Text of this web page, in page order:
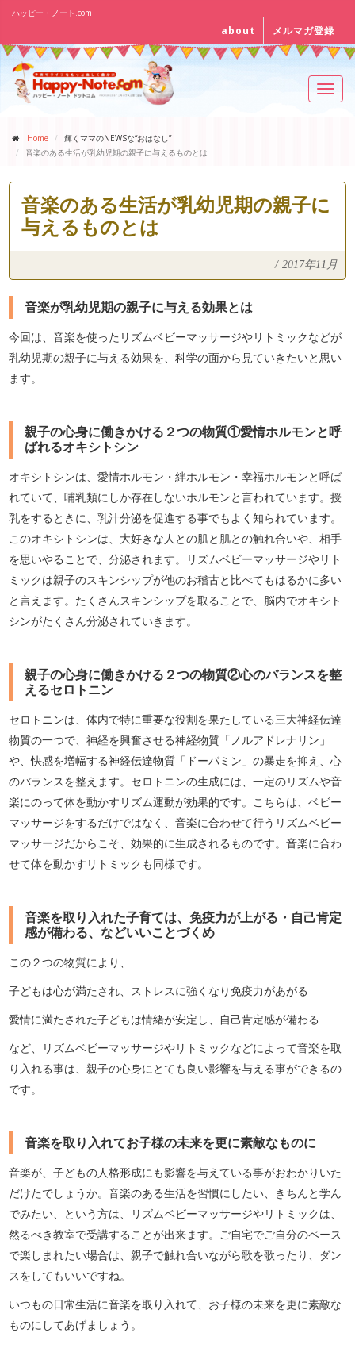
ハッピー・ノート.com
about メルマガ登録
Home
輝くママのNEWSな“おはなし”
音楽のある生活が乳幼児期の親子に与えるものとは
音楽のある生活が乳幼児期の親子に
与えるものとは
/ 2017年11月
音楽が乳幼児期の親子に与える効果とは
今回は、音楽を使ったリズムベビーマッサージやリトミックなどが
乳幼児期の親子に与える効果を、科学の面から見ていきたいと思い
ます。
親子の心身に働きかける２つの物質①愛情ホルモンと呼
ばれるオキシトシン
オキシトシンは、愛情ホルモン・絆ホルモン・幸福ホルモンと呼ば
れていて、哺乳類にしか存在しないホルモンと言われています。授
乳をするときに、乳汁分泌を促進する事でもよく知られています。
このオキシトシンは、大好きな人との肌と肌との触れ合いや、相手
を思いやることで、分泌されます。リズムベビーマッサージやリト
ミックは親子のスキンシップが他のお稽古と比べてもはるかに多い
と言えます。たくさんスキンシップを取ることで、脳内でオキシト
シンがたくさん分泌されていきます。
親子の心身に働きかける２つの物質②心のバランスを整
えるセロトニン
セロトニンは、体内で特に重要な役割を果たしている三大神経伝達
物質の一つで、神経を興奮させる神経物質「ノルアドレナリン」
や、快感を増幅する神経伝達物質「ドーパミン」の暴走を抑え、心
のバランスを整えます。セロトニンの生成には、一定のリズムや音
楽にのって体を動かすリズム運動が効果的です。こちらは、ベビー
マッサージをするだけではなく、音楽に合わせて行うリズムベビー
マッサージだからこそ、効果的に生成されるものです。音楽に合わ
せて体を動かすリトミックも同様です。
音楽を取り入れた子育ては、免疫力が上がる・自己肯定
感が備わる、などいいことづくめ
この２つの物質により、
子どもは心が満たされ、ストレスに強くなり免疫力があがる
愛情に満たされた子どもは情緒が安定し、自己肯定感が備わる
など、リズムベビーマッサージやリトミックなどによって音楽を取
り入れる事は、親子の心身にとても良い影響を与える事ができるの
です。
音楽を取り入れてお子様の未来を更に素敵なものに
音楽が、子どもの人格形成にも影響を与えている事がおわかりいた
だけたでしょうか。音楽のある生活を習慣にしたい、きちんと学ん
でみたい、という方は、リズムベビーマッサージやリトミックは、
然るべき教室で受講することが出来ます。ご自宅でご自分のペース
で楽しまれたい場合は、親子で触れ合いながら歌を歌ったり、ダン
スをしてもいいですね。
いつもの日常生活に音楽を取り入れて、お子様の未来を更に素敵な
ものにしてあげましょう。